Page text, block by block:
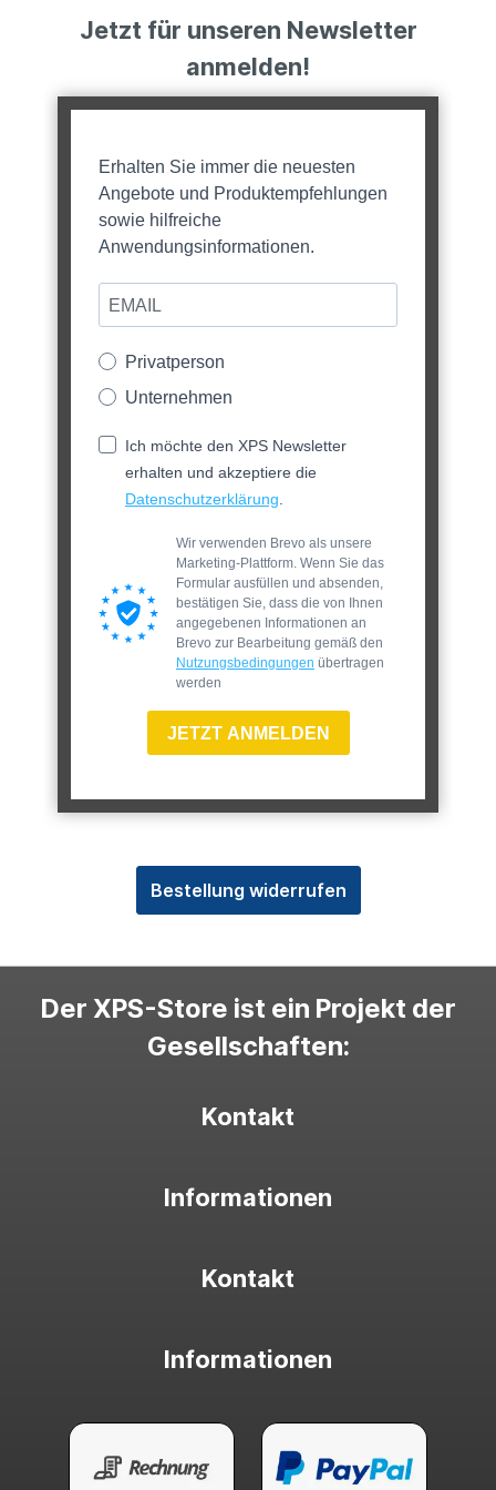
Jetzt für unseren Newsletter
anmelden!
Erhalten Sie immer die neuesten
Angebote und Produktempfehlungen
sowie hilfreiche
Anwendungsinformationen.
Privatperson
Unternehmen
Ich möchte den XPS Newsletter
erhalten und akzeptiere die
Datenschutzerklärung.
Wir verwenden Brevo als unsere
Marketing-Plattform. Wenn Sie das
Formular ausfüllen und absenden,
bestätigen Sie, dass die von Ihnen
angegebenen Informationen an
Brevo zur Bearbeitung gemäß den
Nutzungsbedingungen übertragen
werden
JETZT ANMELDEN
Bestellung widerrufen
Der XPS-Store ist ein Projekt der
Gesellschaften:
Kontakt
Informationen
Kontakt
Informationen